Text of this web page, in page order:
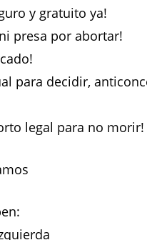
y gratuito ya!
presa por abortar!
para decidir,
legal para no morir!